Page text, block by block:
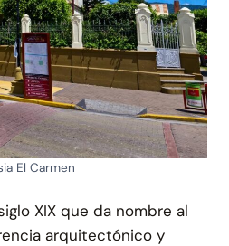
El Carmen
XIX que da nombre al
arquitectónico y